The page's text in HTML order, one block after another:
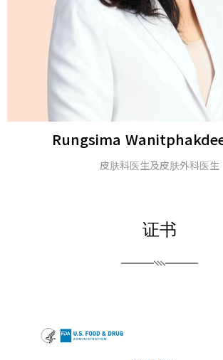
Michael H. Gold
医学博士及美国皮肤科学会会士
证书